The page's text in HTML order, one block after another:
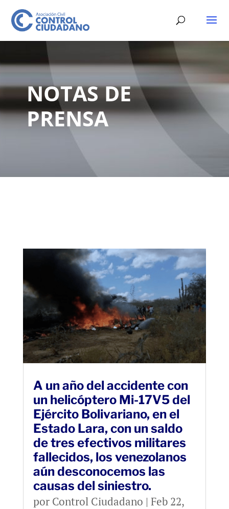
NOTAS DE
PRENSA
A un año del accidente con
un helicóptero Mi-17V5 del
Ejército Bolivariano, en el
Estado Lara, con un saldo
de tres efectivos militares
fallecidos, los venezolanos
aún desconocemos las
causas del siniestro.
por Control Ciudadano | Feb 22,